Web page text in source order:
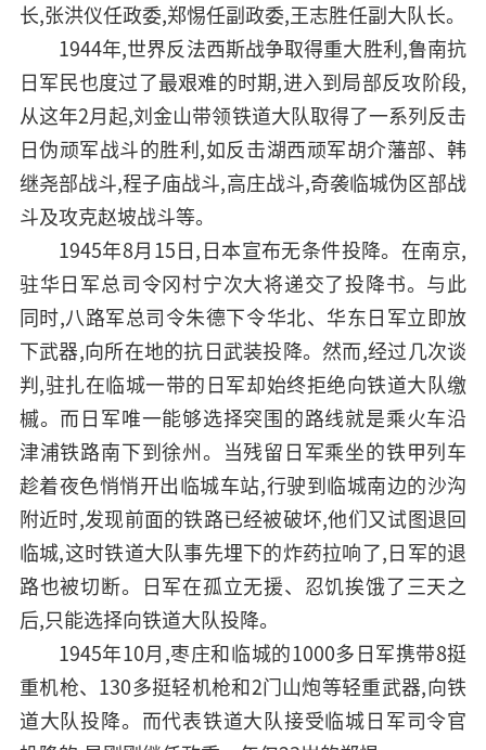
长,张洪仪任政委,郑惕任副政委,王志胜任副大队长。
1944年,世界反法西斯战争取得重大胜利,鲁南抗
日军民也度过了最艰难的时期,进入到局部反攻阶段,
从这年2月起,刘金山带领铁道大队取得了一系列反击
日伪顽军战斗的胜利,如反击湖西顽军胡介藩部、韩
继尧部战斗,程子庙战斗,高庄战斗,奇袭临城伪区部战
斗及攻克赵坡战斗等。
1945年8月15日,日本宣布无条件投降。在南京,
驻华日军总司令冈村宁次大将递交了投降书。与此
同时,八路军总司令朱德下令华北、华东日军立即放
下武器,向所在地的抗日武装投降。然而,经过几次谈
判,驻扎在临城一带的日军却始终拒绝向铁道大队缴
槭。而日军唯一能够选择突围的路线就是乘火车沿
津浦铁路南下到徐州。当残留日军乘坐的铁甲列车
趁着夜色悄悄开出临城车站,行驶到临城南边的沙沟
附近时,发现前面的铁路已经被破坏,他们又试图退回
临城,这时铁道大队事先埋下的炸药拉响了,日军的退
路也被切断。日军在孤立无援、忍饥挨饿了三天之
后,只能选择向铁道大队投降。
1945年10月,枣庄和临城的1000多日军携带8挺
重机枪、130多挺轻机枪和2门山炮等轻重武器,向铁
道大队投降。而代表铁道大队接受临城日军司令官